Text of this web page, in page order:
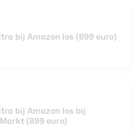
bij Amazon los (899 euro)
bij Amazon los bij
(899 euro)